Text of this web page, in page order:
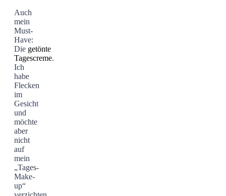
Auch
mein
Must-
Have:
Die getönte
Tagescreme.
Ich
habe
Flecken
im
Gesicht
und
möchte
aber
nicht
auf
mein
„Tages-
Make-
up“